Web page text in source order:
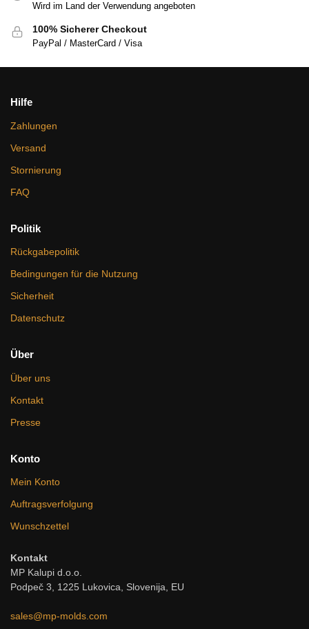
Wird im Land der Verwendung angeboten
100% Sicherer Checkout
PayPal / MasterCard / Visa
Hilfe
Zahlungen
Versand
Stornierung
FAQ
Politik
Rückgabepolitik
Bedingungen für die Nutzung
Sicherheit
Datenschutz
Über
Über uns
Kontakt
Presse
Konto
Mein Konto
Auftragsverfolgung
Wunschzettel
Kontakt
MP Kalupi d.o.o.
Podpeč 3, 1225 Lukovica, Slovenija, EU
sales@mp-molds.com